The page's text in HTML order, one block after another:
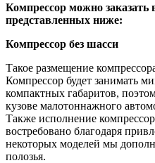
Компрессор можно заказать
представленных ниже:
Компрессор без шасси
Такое размещение
Компрессор будет занимать
компактных габаритов,
кузове малотоннажного
Также исполнение
востребовано благодаря
некоторых моделей мы
полозья.